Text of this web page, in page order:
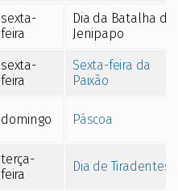
sexta-
feira
Dia da Batalha do
Jenipapo
sexta-
feira
Sexta-feira da
Paixão
domingo Páscoa
terça-
feira
Dia de Tiradentes